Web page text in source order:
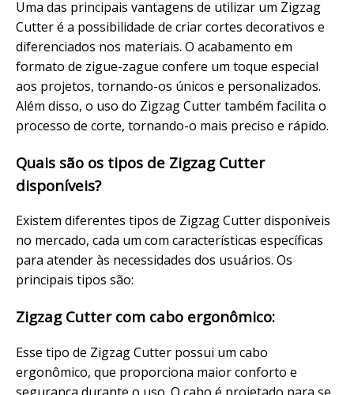
Uma das principais vantagens de utilizar um Zigzag
Cutter é a possibilidade de criar cortes decorativos e
diferenciados nos materiais. O acabamento em
formato de zigue-zague confere um toque especial
aos projetos, tornando-os únicos e personalizados.
Além disso, o uso do Zigzag Cutter também facilita o
processo de corte, tornando-o mais preciso e rápido.
Quais são os tipos de Zigzag Cutter
disponíveis?
Existem diferentes tipos de Zigzag Cutter disponíveis
no mercado, cada um com características específicas
para atender às necessidades dos usuários. Os
principais tipos são:
Zigzag Cutter com cabo ergonômico:
Esse tipo de Zigzag Cutter possui um cabo
ergonômico, que proporciona maior conforto e